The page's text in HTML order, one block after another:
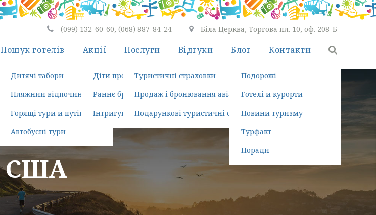
(099) 132-60-60, (068) 887-84-24 Біла Церква, Торгова пл. 10, оф. 208-Б
Пошук готелів
Дитячі табори
Пляжний відпочинок
Горящі тури й путівки
Автобусні тури
Акції
Діти проживають безкоштовно
Раннє бронювання турів
Інтригуюча поїздка
Послуги
Туристичні страховки
Продаж і бронювання авіаквитків
Подарункові туристичні сертифікати
Відгуки Блог
Подорожі
Готелі й курорти
Новини туризму
Турфакт
Поради
Контакти
Мітки
США